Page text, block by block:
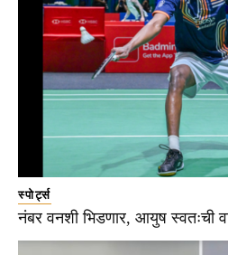
स्पोर्ट्स
नंबर वनशी भिडणार, आयुष स्वतःची